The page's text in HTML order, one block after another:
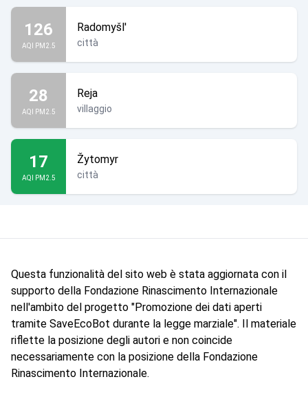
126
AQI PM2.5
Radomyšl'
città
28
AQI PM2.5
Reja
villaggio
17
AQI PM2.5
Žytomyr
città
Questa funzionalità del sito web è stata aggiornata con il
supporto della Fondazione Rinascimento Internazionale
nell'ambito del progetto "Promozione dei dati aperti
tramite SaveEcoBot durante la legge marziale". Il materiale
riflette la posizione degli autori e non coincide
necessariamente con la posizione della Fondazione
Rinascimento Internazionale.